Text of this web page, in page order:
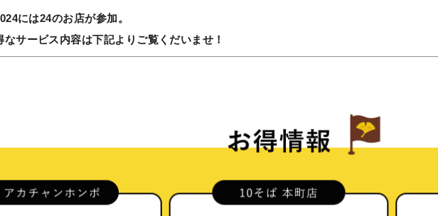
には24のお店が参加。
なサービス内容は下記よりご覧くだいませ！